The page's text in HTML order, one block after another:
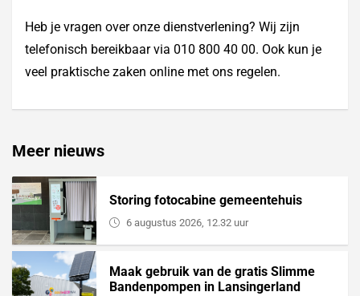
Heb je vragen over onze dienstverlening? Wij zijn
telefonisch bereikbaar via 010 800 40 00. Ook kun je
veel praktische zaken online met ons regelen.
Meer nieuws
Storing fotocabine gemeentehuis
6 augustus 2026, 12.32 uur
Maak gebruik van de gratis Slimme
Bandenpompen in Lansingerland